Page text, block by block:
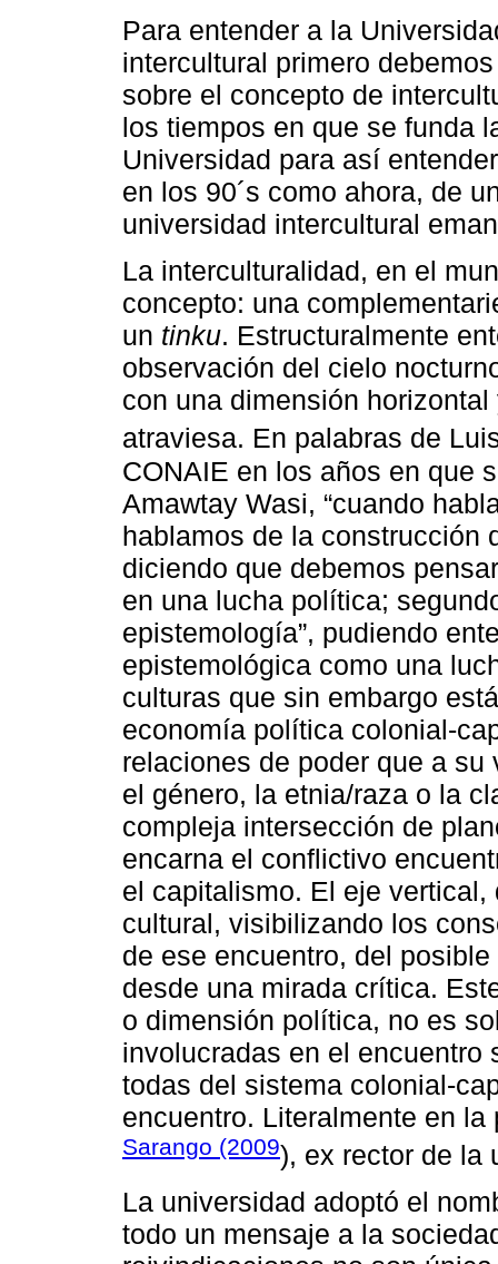
Para entender a la
intercultural primero
sobre el concepto de
los tiempos en que se funda
Universidad para así
en los 90´s como ahora, de
universidad intercultural
La interculturalidad, en el
concepto: una
un tinku. Estructuralmente
observación del cielo
con una dimensión
atraviesa. En palabras de
CONAIE en los años en que
Amawtay Wasi, “cuando
hablamos de la construcción
diciendo que debemos
en una lucha política;
epistemología”, pudiendo
epistemológica como una
culturas que sin embargo
economía política colonial-
relaciones de poder que a
el género, la etnia/raza o la
compleja intersección de
encarna el conflictivo
el capitalismo. El eje
cultural, visibilizando los
de ese encuentro, del
desde una mirada crítica.
o dimensión política, no es
involucradas en el encuentro
todas del sistema colonial-
encuentro. Literalmente en
Sarango (2009), ex rector de la
La universidad adoptó el
todo un mensaje a la